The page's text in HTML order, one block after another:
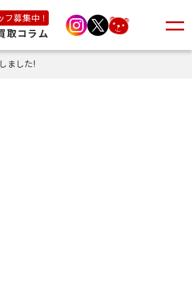
フ募集中！
取コラム
ました!